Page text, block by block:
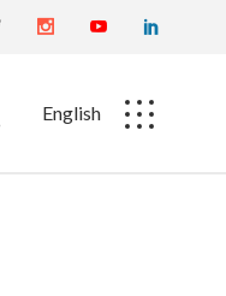
English